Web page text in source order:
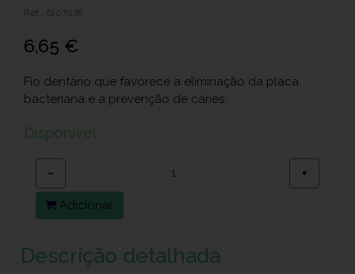
Ref.: 6107078
6,65 €
Fio dentário que favorece a eliminação da placa
bacteriana e a prevenção de cáries.
Disponivel
− +
Adicionar
Descrição detalhada